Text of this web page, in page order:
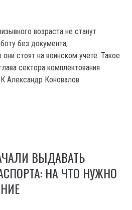
возраста не станут
без документа,
стоят на воинском учете. Такое
сектора комплектования
Александр Коновалов.
ВЫДАВАТЬ
НА ЧТО НУЖНО